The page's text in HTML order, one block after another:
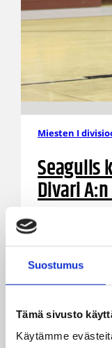
Suostumus
Tämä sivusto
Käytämme
Miesten I
Seagulls
Divari
(40-44).
tiukkana,
ratkaisivat